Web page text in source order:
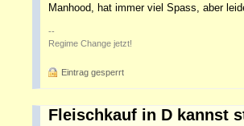
Manhood, hat immer viel Spass, aber
--
Regime Change jetzt!
Eintrag gesperrt
Fleischkauf in D kannst